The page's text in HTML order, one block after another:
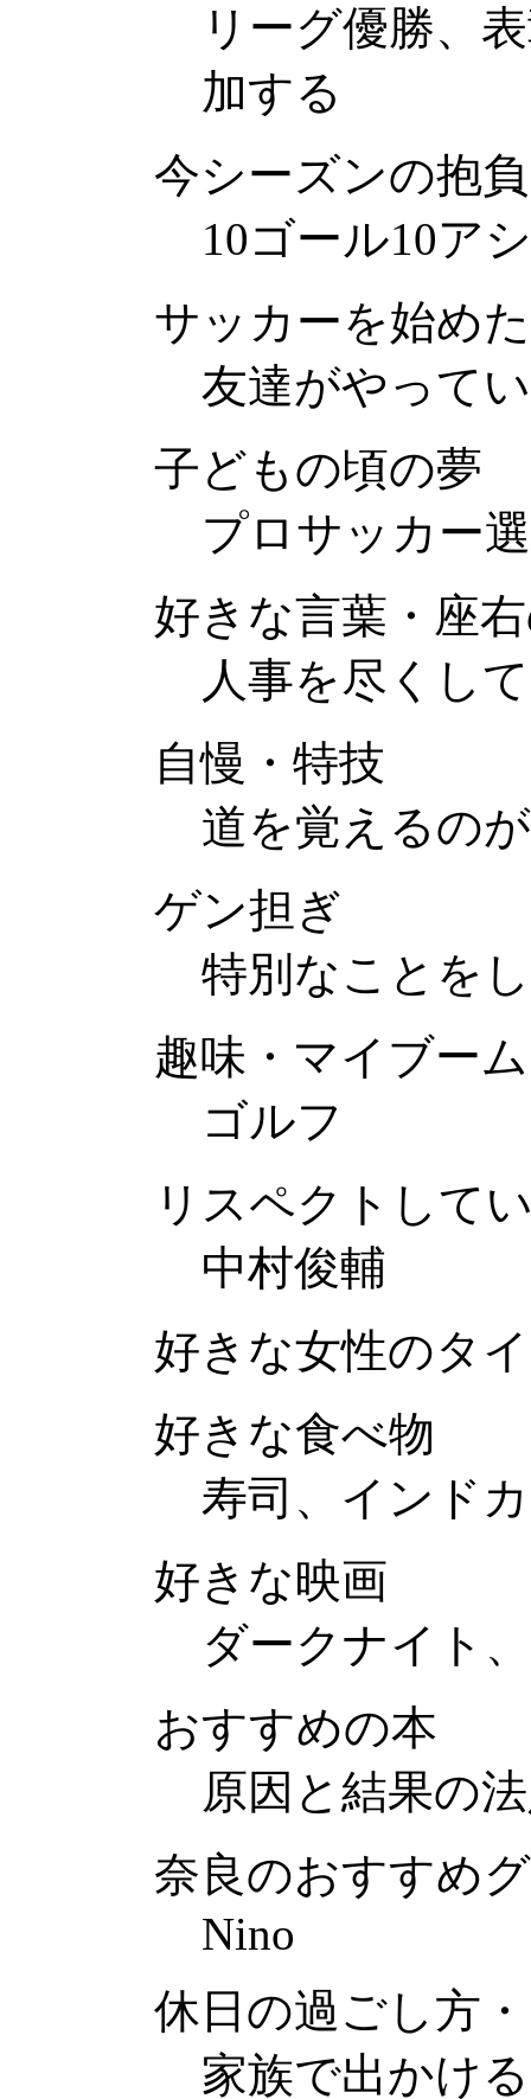
リーグ優勝、
加する
今シーズンの抱
10ゴール10ア
サッカーを始め
友達がやって
子どもの頃の夢
プロサッカー
好きな言葉・座
人事を尽くし
自慢・特技
道を覚えるの
ゲン担ぎ
特別なことを
趣味・マイブーム
ゴルフ
リスペクトして
中村俊輔
好きな女性のタ
好きな食べ物
寿司、インド
好きな映画
ダークナイト
おすすめの本
原因と結果の
奈良のおすすめ
Nino
休日の過ごし方
家族で出かけ